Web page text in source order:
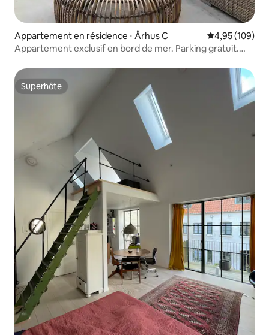
Appartement en résidence ⋅ Århus C Évaluation
4,95 (109)
Appartement exclusif en bord de mer. Parking gratuit.
Superhôte
Superhôte